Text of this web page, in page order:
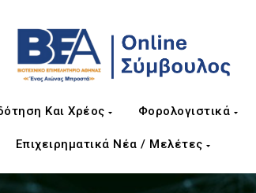
Και Χρέος Φορολογιστικά
Επιχειρηματικά Νέα / Μελέτες